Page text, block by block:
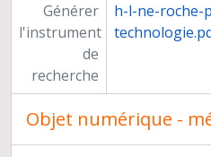
Générer
l'instrument
de
recherche
h-l-ne-roche-
Objet numérique -